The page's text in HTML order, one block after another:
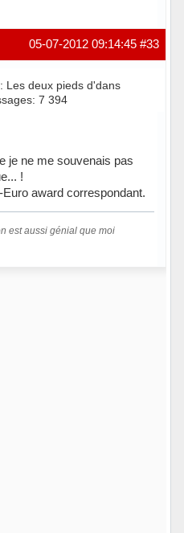
#33
05-07-2012 09:14:45
Les deux pieds d'dans
7 394
je ne me souvenais pas
!
award correspondant.
est aussi génial que moi